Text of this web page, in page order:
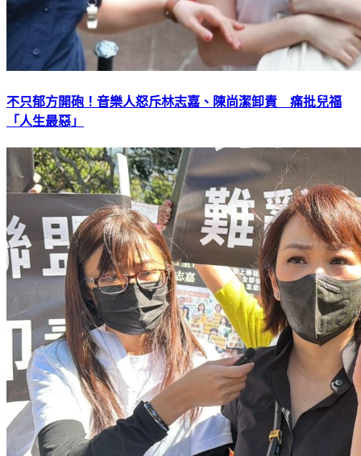
不只郁方開砲！音樂人怒斥林志嘉、陳尚潔卸責 痛批兒福
「人生最惡」